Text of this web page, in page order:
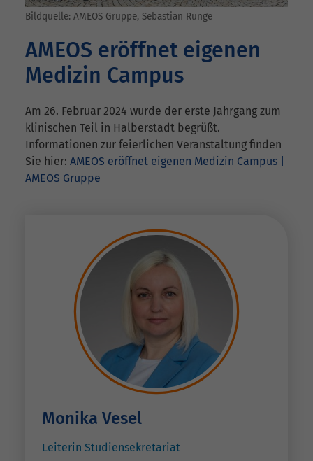
Bildquelle: AMEOS Gruppe, Sebastian Runge
AMEOS eröffnet eigenen
Medizin Campus
Am 26. Februar 2024 wurde der erste Jahrgang zum
klinischen Teil in Halberstadt begrüßt.
Informationen zur feierlichen Veranstaltung finden
Sie hier: AMEOS eröffnet eigenen Medizin Campus |
AMEOS Gruppe
Monika Vesel
Leiterin Studiensekretariat